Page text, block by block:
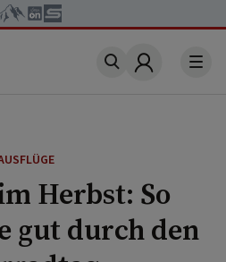
Account
Herbst: So
gut durch den